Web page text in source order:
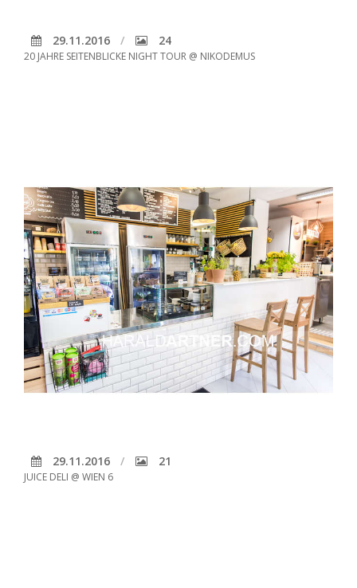
29.11.2016 24
20 JAHRE SEITENBLICKE NIGHT TOUR @ NIKODEMUS
29.11.2016 21
JUICE DELI @ WIEN 6